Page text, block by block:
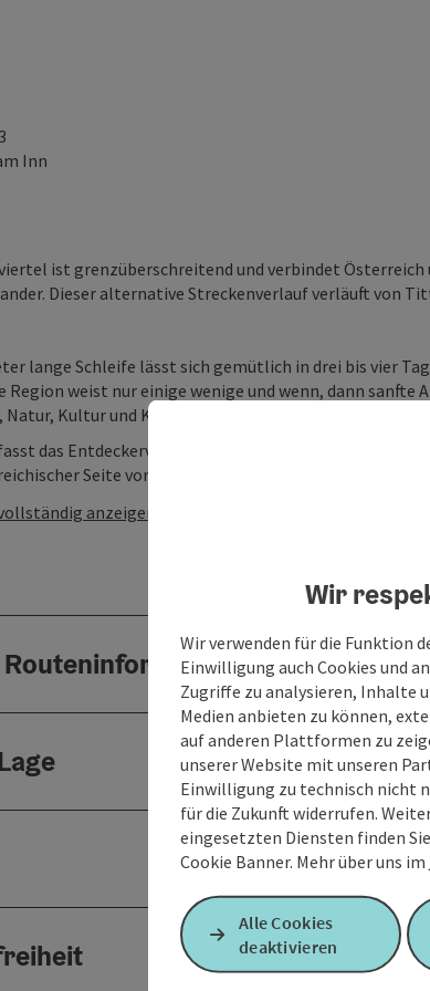
Inn
ist grenzüberschreitend und verbindet
Dieser alternative Streckenverlauf verläuft von
lange Schleife lässt sich gemütlich in drei bis vier
Region weist nur einige wenige und wenn, dann sanfte
Natur, Kultur und Kulinarik geprägt.
das Entdeckerviertel! Diese Tour führt an allen
Seite vorbei. Dabei bietet sie wunderschöne
anzeigen
Wir
Wir verwenden für die Funktion
Einwilligung auch Cookies und
Zugriffe zu analysieren, Inhalte
Medien anbieten zu können,
auf anderen Plattformen zu
unserer Website mit unseren
Einwilligung zu technisch nicht
für die Zukunft widerrufen.
eingesetzten Diensten finden
Cookie Banner. Mehr über uns im
Alle Cookies
deaktivieren